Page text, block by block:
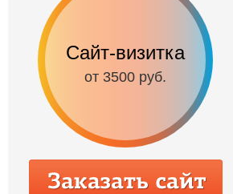
Сайт-визитка
от 3500 руб.